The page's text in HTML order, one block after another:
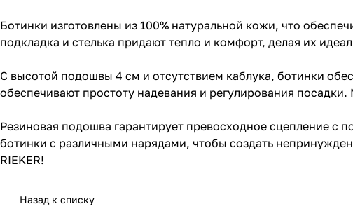
Ботинки изготовлены из 100% натуральной кожи, что
подкладка и стелька придают тепло и комфорт, делая их
С высотой подошвы 4 см и отсутствием каблука, ботинки
обеспечивают простоту надевания и регулирования
Резиновая подошва гарантирует превосходное сцепление с
ботинки с различными нарядами, чтобы создать
RIEKER!
Назад к списку